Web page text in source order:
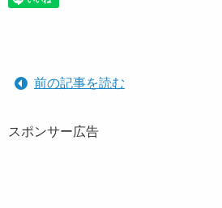
前の記事を読む
スポンサー広告